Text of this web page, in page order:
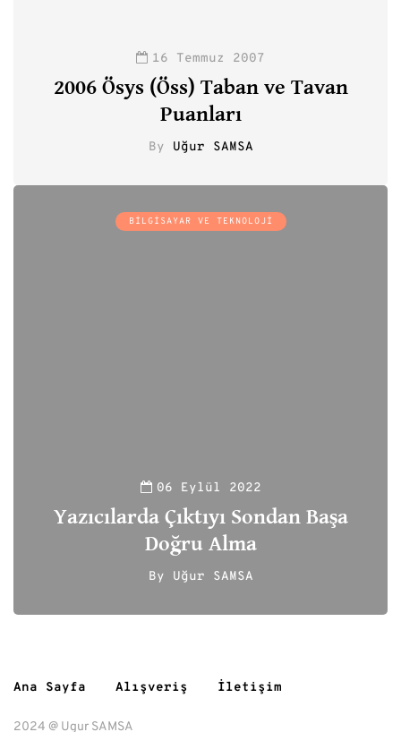
16 Temmuz 2007
2006 Ösys (Öss) Taban ve Tavan
Puanları
By Uğur SAMSA
BILGISAYAR VE TEKNOLOJI
06 Eylül 2022
Yazıcılarda Çıktıyı Sondan Başa
Doğru Alma
By Uğur SAMSA
Ana Sayfa Alışveriş İletişim
2024 @ Ugur SAMSA